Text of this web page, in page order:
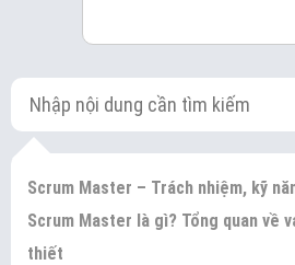
Scrum Master – Trách nhiệm, kỹ
Scrum Master là gì? Tổng quan về
thiết